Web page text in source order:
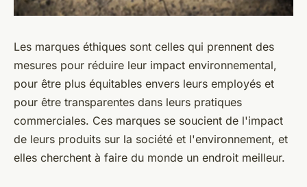
Les marques éthiques sont celles qui prennent des
mesures pour réduire leur impact environnemental,
pour être plus équitables envers leurs employés et
pour être transparentes dans leurs pratiques
commerciales. Ces marques se soucient de l'impact
de leurs produits sur la société et l'environnement, et
elles cherchent à faire du monde un endroit meilleur.